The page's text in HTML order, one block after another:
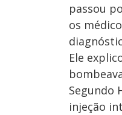
passou
os
Ele
Segundo
injeção